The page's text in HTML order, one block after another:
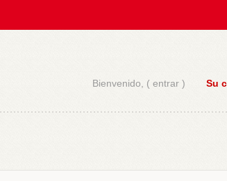
Su
Bienvenido, ( entrar)